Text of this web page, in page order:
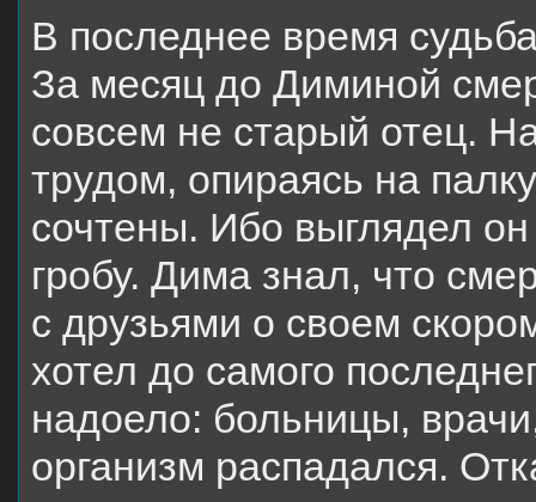
В последнее время
За месяц до Диминой
совсем не старый отец.
трудом, опираясь на
сочтены. Ибо выглядел
гробу. Дима знал, что
с друзьями о своем
хотел до самого
надоело: больницы,
организм распадался.